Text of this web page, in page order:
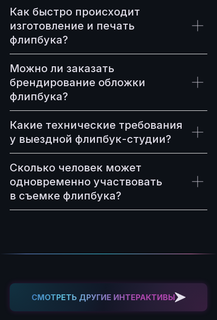
Как быстро происходит
изготовление и печать
флипбука?
Можно ли заказать
брендирование обложки
флипбука?
Какие технические требования
у выездной флипбук-студии?
Сколько человек может
одновременно участвовать
в съемке флипбука?
СМОТРЕТЬ ДРУГИЕ ИНТЕРАКТИВЫ